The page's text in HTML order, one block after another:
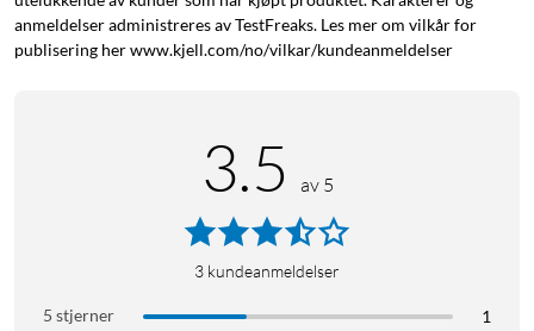
grep og beskytter din iPhone mot støt og fall. Opphøyde
kanter rundt kameraet og skjermen gir ekstra beskyttelse mot
En integrert kapasitiv knapp gir enkel kamerakontroll med et
lett trykk. CNC-freste aluminiumsknapper gir en distinkt og
responsiv følelse ved hvert trykk.
MagSafe og trådløs lading
anmeldelser administreres av TestFreaks. Les mer om vilkår for
publisering her www.kjell.com/no/vilkar/kundeanmeldelser
3.5 av 5
3 kundeanmeldelser
5 stjerner
1